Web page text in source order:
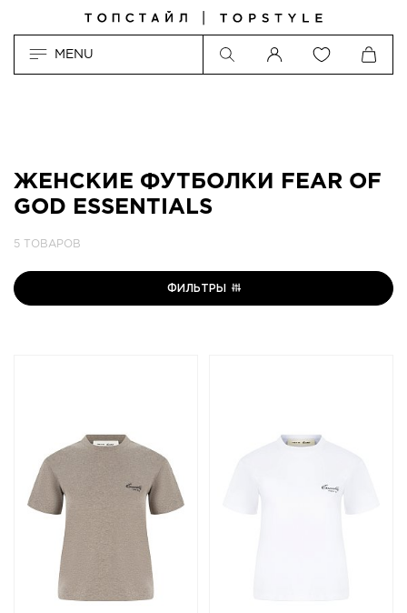
MENU
ЖЕНСКИЕ ФУТБОЛКИ FEAR OF
GOD ESSENTIALS
5 ТОВАРОВ
ФИЛЬТРЫ